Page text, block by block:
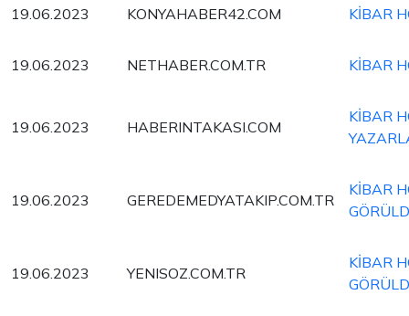
19.06.2023 KONYAHABER42.COM KİBAR
19.06.2023 NETHABER.COM.TR KİBAR
19.06.2023 HABERINTAKASI.COM
KİBAR
19.06.2023 GEREDEMEDYATAKIP.COM.TR
KİBAR
19.06.2023 YENISOZ.COM.TR
KİBAR